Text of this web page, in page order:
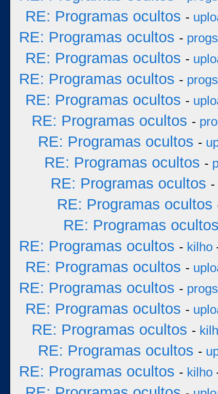
RE: Programas ocultos -
RE: Programas ocultos -
RE: Programas ocultos -
RE: Programas ocultos -
RE: Programas ocultos -
RE: Programas ocultos -
RE: Programas ocultos -
RE: Programas ocultos -
RE: Programas ocultos -
RE: Programas ocultos
RE: Programas
RE: Programas ocultos - kilho
RE: Programas ocultos -
RE: Programas ocultos -
RE: Programas ocultos -
RE: Programas ocultos -
RE: Programas ocultos -
RE: Programas ocultos - kilho